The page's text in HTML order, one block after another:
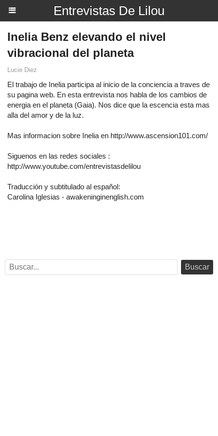
Entrevistas De Lilou
Inelia Benz elevando el nivel
vibracional del planeta
Lucie Diez
El trabajo de Inelia participa al inicio de la conciencia a traves de
su pagina web. En esta entrevista nos habla de los cambios de
energia en el planeta (Gaia). Nos dice que la escencia esta mas
alla del amor y de la luz.
Mas informacion sobre Inelia en http://www.ascension101.com/
Siguenos en las redes sociales :
http://www.youtube.com/entrevistasdelilou
Traducción y subtitulado al español:
Carolina Iglesias - awakeninginenglish.com
Buscar